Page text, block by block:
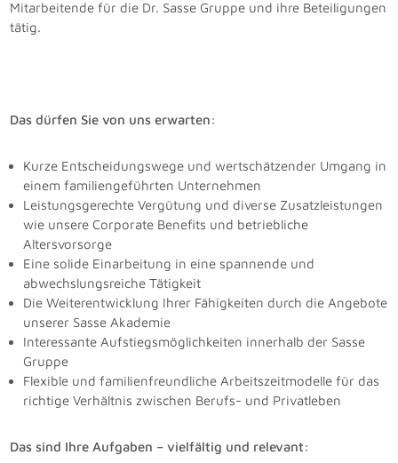
Mitarbeitende für die Dr. Sasse Gruppe und ihre Beteiligungen
tätig.
Das dürfen Sie von uns erwarten:
Kurze Entscheidungswege und wertschätzender Umgang in
einem familiengeführten Unternehmen
Leistungsgerechte Vergütung und diverse Zusatzleistungen
wie unsere Corporate Benefits und betriebliche
Altersvorsorge
Eine solide Einarbeitung in eine spannende und
abwechslungsreiche Tätigkeit
Die Weiterentwicklung Ihrer Fähigkeiten durch die Angebote
unserer Sasse Akademie
Interessante Aufstiegsmöglichkeiten innerhalb der Sasse
Gruppe
Flexible und familienfreundliche Arbeitszeitmodelle für das
richtige Verhältnis zwischen Berufs- und Privatleben
Das sind Ihre Aufgaben – vielfältig und relevant: